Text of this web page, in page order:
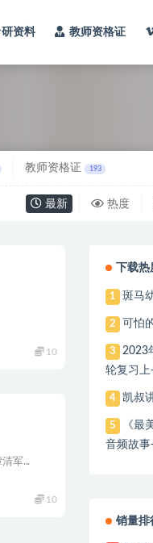
资料 教师资格证
教师资格证 193
最新 热度
10
军...
10
下载
1 斑马
2 可怕
3
2023
轮复习
4 凯叔
5
《最
音频故事
销量排